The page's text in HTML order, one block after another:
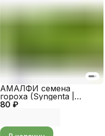
80 ₽
АМАЛФИ семена
гороха (Syngenta |
Alexagro)